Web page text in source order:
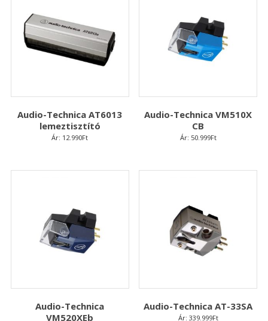
Audio-Technica AT6013
lemeztisztító
Ár: 12.990Ft
Audio-Technica VM510X
CB
Ár: 50.999Ft
Audio-Technica
VM520XEb
Audio-Technica AT-33SA
Ár: 339.999Ft